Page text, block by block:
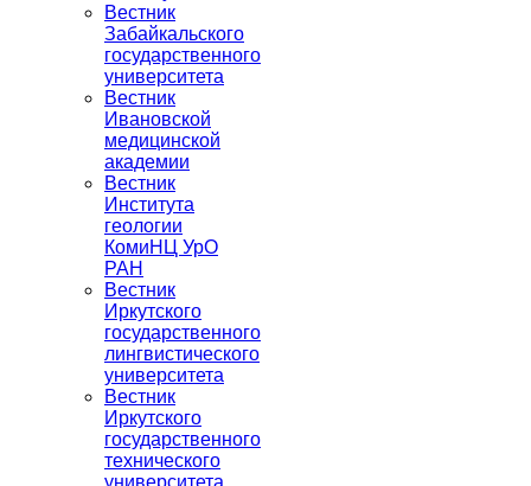
Вестник
Забайкальского
государственного
университета
Вестник
Ивановской
медицинской
академии
Вестник
Института
геологии
КомиНЦ УрО
РАН
Вестник
Иркутского
государственного
лингвистического
университета
Вестник
Иркутского
государственного
технического